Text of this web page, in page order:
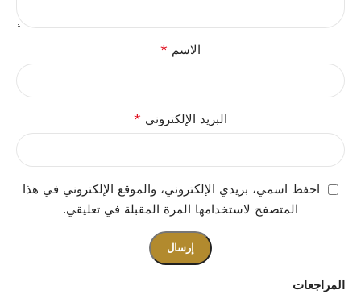
المراجعات
الاسم *
البريد الإلكتروني *
احفظ اسمي، بريدي الإلكتروني، والموقع الإلكتروني في هذا
المتصفح لاستخدامها المرة المقبلة في تعليقي.